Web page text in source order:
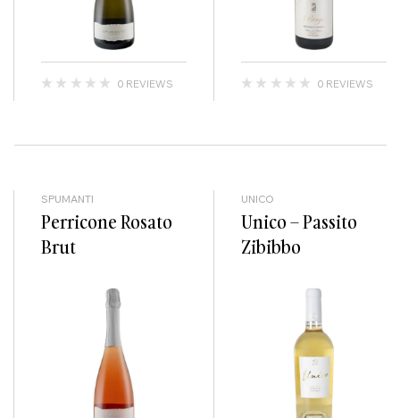
0 REVIEWS 0 REVIEWS
SPUMANTI
Perricone Rosato
Brut
UNICO
Unico – Passito
Zibibbo